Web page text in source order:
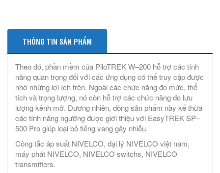
THÔNG TIN SẢN PHẨM
Theo đó, phần mềm của PiloTREK W–200 hỗ trợ các tính
năng quan trọng đối với các ứng dụng có thể truy cập được
nhờ những lợi ích trên. Ngoài các chức năng đo mức, thể
tích và trọng lượng, nó còn hỗ trợ các chức năng đo lưu
lượng kênh mở. Đương nhiên, dòng sản phẩm này kế thừa
các tính năng ngưỡng được giới thiệu với EasyTREK SP–
500 Pro giúp loại bỏ tiếng vang gây nhiễu.
Công tắc áp suất NIVELCO, đại lý NIVELCO việt nam,
máy phát NIVELCO, NIVELCO switchs, NIVELCO
transmitters.